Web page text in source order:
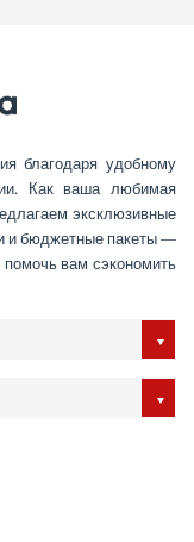
благодаря удобному
Как ваша любимая
эксклюзивные
и бюджетные пакеты —
помочь вам сэкономить